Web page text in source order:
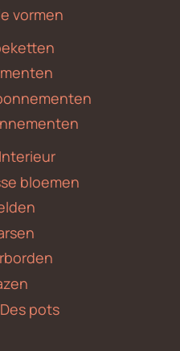
vormen
bloemen
pots